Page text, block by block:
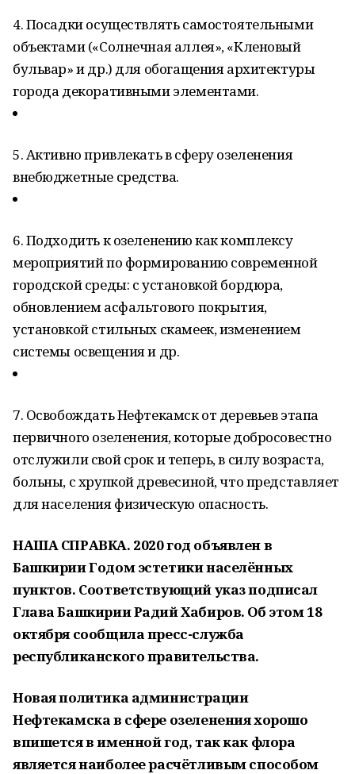
4. Посадки осуществлять самостоятельными
объектами («Солнечная аллея», «Кленовый
бульвар» и др.) для обогащения архитектуры
города декоративными элементами.
5. Активно привлекать в сферу озеленения
внебюджетные средства.
6. Подходить к озеленению как комплексу
мероприятий по формированию современной
городской среды: с установкой бордюра,
обновлением асфальтового покрытия,
установкой стильных скамеек, изменением
системы освещения и др.
7. Освобождать Нефтекамск от деревьев этапа
первичного озеленения, которые добросовестно
отслужили свой срок и теперь, в силу возраста,
больны, с хрупкой древесиной, что представляет
для населения физическую опасность.
НАША СПРАВКА. 2020 год объявлен в
Башкирии Годом эстетики населённых
пунктов. Соответствующий указ подписал
Глава Башкирии Радий Хабиров. Об этом 18
октября сообщила пресс-служба
республиканского правительства.
Новая политика администрации
Нефтекамска в сфере озеленения хорошо
впишется в именной год, так как флора
является наиболее расчётливым способом